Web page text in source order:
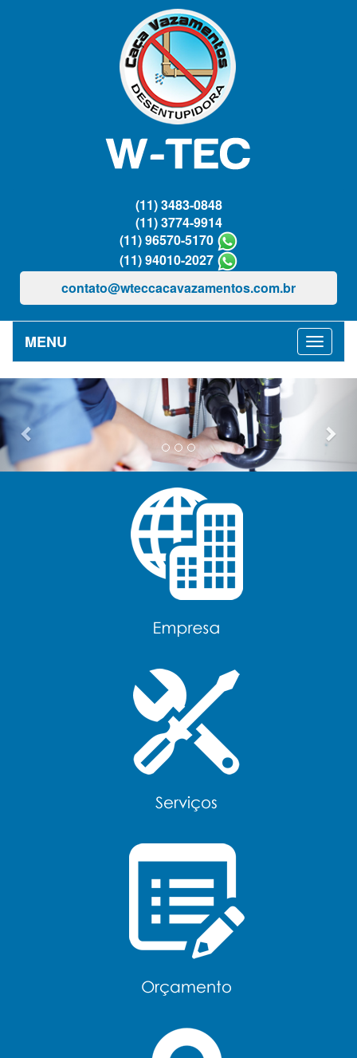
(11) 3483-0848
(11) 3774-9914
(11) 96570-5170
(11) 94010-2027
contato@wteccacavazamentos.com.br
MENU
Previous